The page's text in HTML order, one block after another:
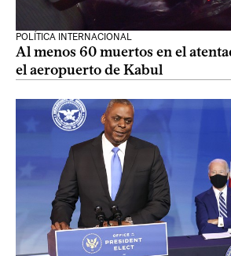
POLÍTICA INTERNACIONAL
Al menos 60 muertos en el
el aeropuerto de Kabul